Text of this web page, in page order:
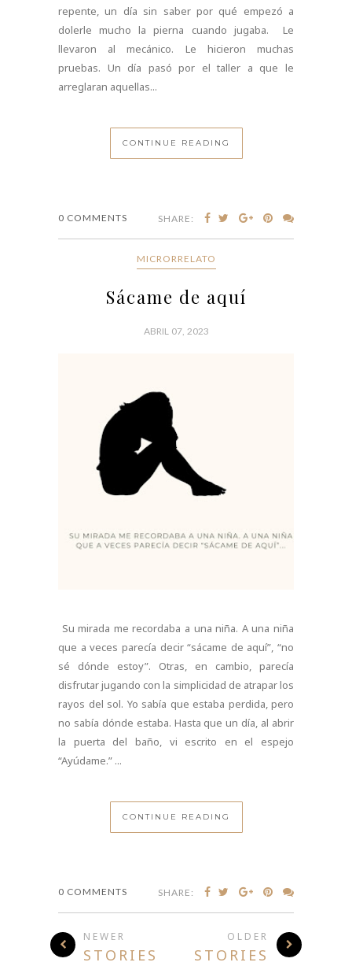
repente, un día sin saber por qué empezó a
dolerle mucho la pierna cuando jugaba. Le
llevaron al mecánico. Le hicieron muchas
pruebas. Un día pasó por el taller a que le
arreglaran aquellas...
CONTINUE READING
0 COMMENTS SHARE:
MICRORRELATO
Sácame de aquí
ABRIL 07, 2023
Su mirada me recordaba a una niña. A una niña
que a veces parecía decir “sácame de aquí”, “no
sé dónde estoy”. Otras, en cambio, parecía
disfrutar jugando con la simplicidad de atrapar los
rayos del sol. Yo sabía que estaba perdida, pero
no sabía dónde estaba. Hasta que un día, al abrir
la puerta del baño, vi escrito en el espejo
“Ayúdame.” ...
CONTINUE READING
0 COMMENTS SHARE:
NEWER
STORIES
OLDER
STORIES